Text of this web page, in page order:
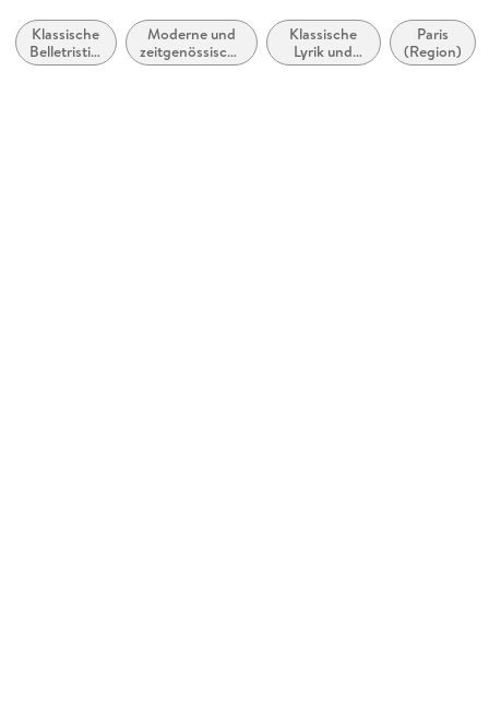
Thomas Mann
Herausgegeben von
Klassische
Belletristik:
allgemein
Moderne und
zeitgenössische
Belletristik:
Klassische
Lyrik und
Dichtung
Paris
(Region)